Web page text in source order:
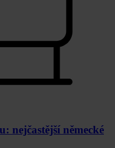
nejčastější německé